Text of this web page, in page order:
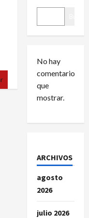
No hay
comentarios
que
mostrar.
ARCHIVOS
agosto
2026
julio 2026